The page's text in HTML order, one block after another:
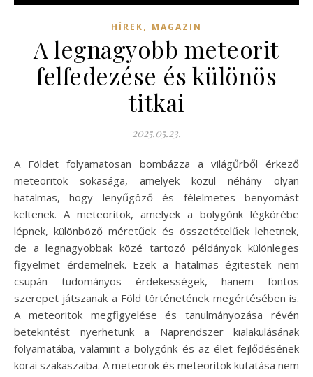
HÍREK, MAGAZIN
A legnagyobb meteorit
felfedezése és különös
titkai
2025.05.23.
A Földet folyamatosan bombázza a világűrből érkező
meteoritok sokasága, amelyek közül néhány olyan
hatalmas, hogy lenyűgöző és félelmetes benyomást
keltenek. A meteoritok, amelyek a bolygónk légkörébe
lépnek, különböző méretűek és összetételűek lehetnek,
de a legnagyobbak közé tartozó példányok különleges
figyelmet érdemelnek. Ezek a hatalmas égitestek nem
csupán tudományos érdekességek, hanem fontos
szerepet játszanak a Föld történetének megértésében is.
A meteoritok megfigyelése és tanulmányozása révén
betekintést nyerhetünk a Naprendszer kialakulásának
folyamatába, valamint a bolygónk és az élet fejlődésének
korai szakaszaiba. A meteorok és meteoritok kutatása nem